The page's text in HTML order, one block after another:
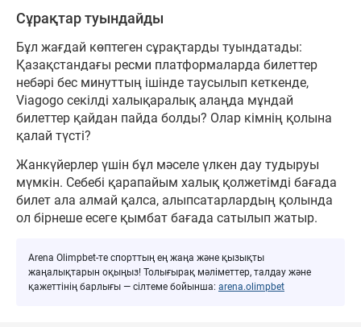
Сұрақтар туындайды
Бұл жағдай көптеген сұрақтарды туындатады:
Қазақстандағы ресми платформаларда билеттер
небәрі бес минуттың ішінде таусылып кеткенде,
Viagogo секілді халықаралық алаңда мұндай
билеттер қайдан пайда болды? Олар кімнің қолына
қалай түсті?
Жанкүйерлер үшін бұл мәселе үлкен дау тудыруы
мүмкін. Себебі қарапайым халық қолжетімді бағада
билет ала алмай қалса, алыпсатарлардың қолында
ол бірнеше есеге қымбат бағада сатылып жатыр.
Arena Olimpbet-те спорттың ең жаңа және қызықты
жаңалықтарын оқыңыз! Толығырақ мәліметтер, талдау және
қажеттінің барлығы — сілтеме бойынша: arena.olimpbet